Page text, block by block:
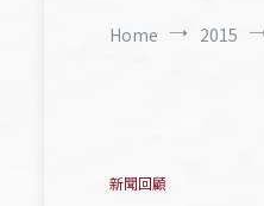
Home 2015
新聞回顧